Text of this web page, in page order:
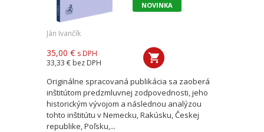
NOVINKA
Ján Ivančík
35,00 € s DPH
33,33 € bez DPH
Originálne spracovaná publikácia sa zaoberá
inštitútom predzmluvnej zodpovednosti, jeho
historickým vývojom a následnou analýzou
tohto inštitútu v Nemecku, Rakúsku, Českej
republike, Poľsku,...